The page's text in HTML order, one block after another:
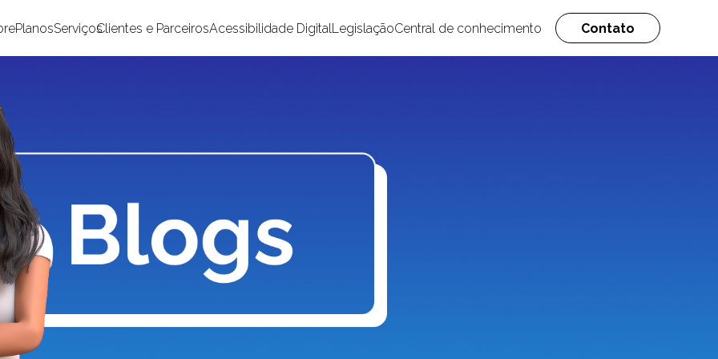
PlanosServiçosClientes e ParceirosAcessibilidade DigitalLegislaçãoCentral de conhecimento Contato